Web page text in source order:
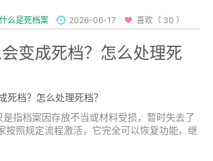
么是死档案 2026-06-17 喜欢（ 30 ）
变成死档？怎么处理死
指档案因存放不当或材料受损，暂时失去了
按照规定流程激活，它完全可以恢复功能，继